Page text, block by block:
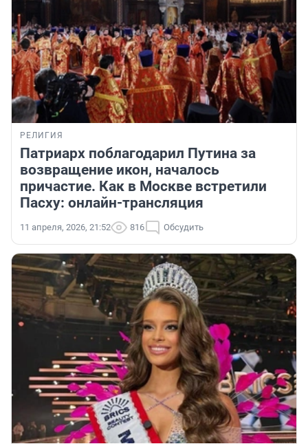
РЕЛИГИЯ
Патриарх поблагодарил Путина за
возвращение икон, началось
причастие. Как в Москве встретили
Пасху: онлайн-трансляция
11 апреля, 2026, 21:52 816 Обсудить